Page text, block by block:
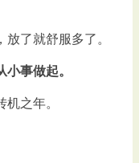
了就舒服多了。
事做起。
之年。